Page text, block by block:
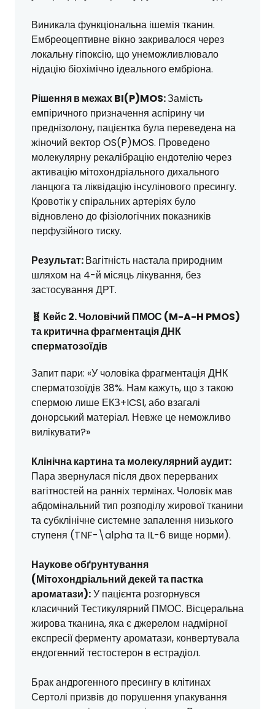
Виникала функціональна ішемія тканин.
Ембреоцептивне вікно закривалося через
локальну гіпоксію, що унеможливлювало
нідацію біохімічно ідеального ембріона.
Рішення в межах BI(P)MOS:Замість
емпіричного призначення аспірину чи
преднізолону, пацієнтка була переведена на
жіночий вектор OS(P)MOS. Проведено
молекулярну рекалібрацію ендотелію через
активацію мітохондріального дихального
ланцюга та ліквідацію інсулінового пресингу.
Кровотік у спіральних артеріях було
відновлено до фізіологічних показників
перфузійного тиску.
Результат:Вагітність настала природним
шляхом на 4-й місяць лікування, без
застосування ДРТ.
🧬 Кейс 2. Чоловічий ПМОС (M-A-H PMOS)
та критична фрагментація ДНК
сперматозоїдів
Запит пари: «У чоловіка фрагментація ДНК
сперматозоїдів 38%. Нам кажуть, що з такою
спермою лише ЕКЗ+ICSI, або взагалі
донорський матеріал. Невже це неможливо
вилікувати?»
Клінічна картина та молекулярний аудит:
Пара звернулася після двох перерваних
вагітностей на ранніх термінах. Чоловік мав
абдомінальний тип розподілу жирової тканини
та субклінічне системне запалення низького
ступеня (TNF-\alpha та IL-6 вище норми).
Наукове обґрунтування
(Мітохондріальний декей та пастка
ароматази):У пацієнта розгорнувся
класичний Тестикулярний ПМОС. Вісцеральна
жирова тканина, яка є джерелом надмірної
експресії ферменту ароматази, конвертувала
ендогенний тестостерон в естрадіол.
Брак андрогенного пресингу в клітинах
Сертолі призвів до порушення упакування